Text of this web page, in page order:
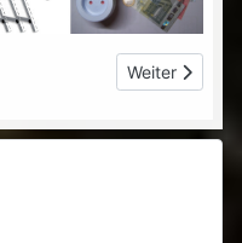
chinesischeNächster
Weiter